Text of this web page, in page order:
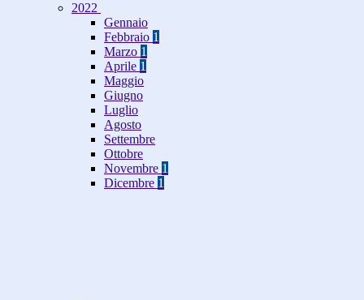
2022
Gennaio
Febbraio 1
Marzo 1
Aprile 1
Maggio
Giugno
Luglio
Agosto
Settembre
Ottobre
Novembre 1
Dicembre 1